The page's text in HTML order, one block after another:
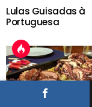
Lulas Guisadas à
Portuguesa